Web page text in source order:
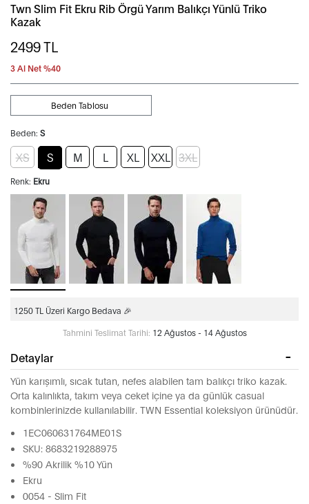
Twn Slim Fit Ekru Rib Örgü Yarım Balıkçı Yünlü Triko
Kazak
2499TL
3 Al Net %40
Beden: S
Beden Tablosu
XS S M L XL XXL 3XL
Renk: Ekru
1250 TL Üzeri Kargo Bedava 🎉
Tahmini Teslimat Tarihi: 12 Ağustos - 14 Ağustos
Detaylar
Yün karışımlı, sıcak tutan, nefes alabilen tam balıkçı triko kazak.
Orta kalınlıkta, takım veya ceket içine ya da günlük casual
kombinlerinizde kullanılabilir. TWN Essential koleksiyon ürünüdür.
1EC060631764ME01S
SKU: 8683219288975
%90 Akrilik %10 Yün
Ekru
0054 - Slim Fit